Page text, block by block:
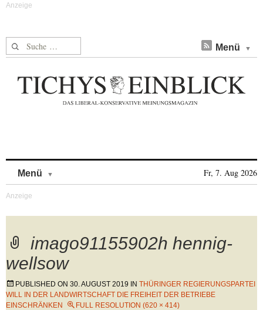
Suche nach: Menü
Menü Fr, 7. Aug 2026
imago91155902h hennig-
wellsow
PUBLISHED ON 30. AUGUST 2019 IN THÜRINGER REGIERUNGSPARTEI
WILL IN DER LANDWIRTSCHAFT DIE FREIHEIT DER BETRIEBE
EINSCHRÄNKEN
FULL RESOLUTION (620 × 414)